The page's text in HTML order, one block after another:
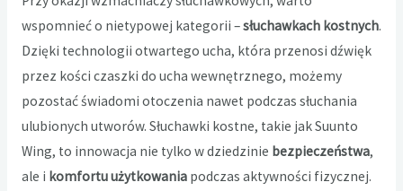
wspomnieć o nietypowej kategorii –słuchawkach kostnych.
Dzięki technologii otwartego ucha, która przenosi dźwięk
przez kości czaszki do ucha wewnętrznego, możemy
pozostać świadomi otoczenia nawet podczas słuchania
ulubionych utworów. Słuchawki kostne, takie jak Suunto
Wing, to innowacja nie tylko w dziedzinie bezpieczeństwa,
ale i komfortu użytkowaniapodczas aktywności fizycznej.